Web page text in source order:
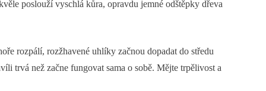
poslouží vyschlá kůra, opravdu jemné odštěpky dřeva
rozpálí, rozžhavené uhlíky začnou dopadat do středu
trvá než začne fungovat sama o sobě. Mějte trpělivost a